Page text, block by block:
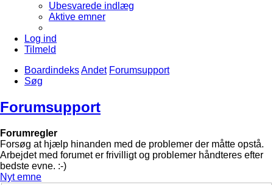
Ubesvarede indlæg
Aktive emner
Log ind
Tilmeld
BoardindeksAndet Forumsupport
Søg
Forumsupport
Forumregler
Forsøg at hjælp hinanden med de problemer der måtte opstå.
Arbejdet med forumet er frivilligt og problemer håndteres efter
bedste evne. :-)
Nyt emne